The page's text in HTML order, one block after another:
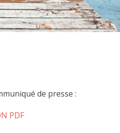
de presse :
PDF